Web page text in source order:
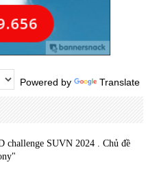
Powered by Translate
challenge SUVN 2024 . Chủ đề